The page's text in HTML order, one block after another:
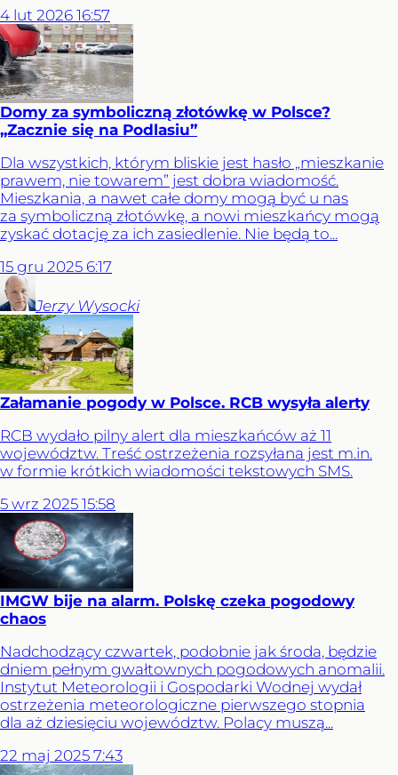
4 lut 2026 16:57
Domy za symboliczną złotówkę w Polsce?
„Zacznie się na Podlasiu”
Dla wszystkich, którym bliskie jest hasło „mieszkanie
prawem, nie towarem” jest dobra wiadomość.
Mieszkania, a nawet całe domy mogą być u nas
za symboliczną złotówkę, a nowi mieszkańcy mogą
zyskać dotację za ich zasiedlenie. Nie będą to...
15 gru 2025 6:17
Jerzy Wysocki
Załamanie pogody w Polsce. RCB wysyła alerty
RCB wydało pilny alert dla mieszkańców aż 11
województw. Treść ostrzeżenia rozsyłana jest m.in.
w formie krótkich wiadomości tekstowych SMS.
5 wrz 2025 15:58
IMGW bije na alarm. Polskę czeka pogodowy
chaos
Nadchodzący czwartek, podobnie jak środa, będzie
dniem pełnym gwałtownych pogodowych anomalii.
Instytut Meteorologii i Gospodarki Wodnej wydał
ostrzeżenia meteorologiczne pierwszego stopnia
dla aż dziesięciu województw. Polacy muszą...
22 maj 2025 7:43